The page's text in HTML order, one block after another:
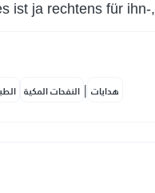
ist ja rechtens für ihn-,
النفحات المكية | هدايات